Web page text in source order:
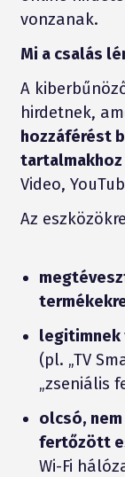
vonzanak.
Mi a csalás
A
hirdetnek,
hozzáférést
tartalmakhoz
Video,
Az
legitimnek
(pl. „TV
„zseniális
olcsó,
fertőzött
Wi-Fi